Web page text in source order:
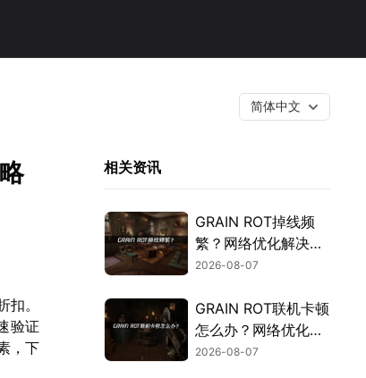
简体中文
。
验证
，下
相关资讯
GRAIN ROT掉线频
繁？网络优化解决指
南！
2026-08-07
GRAIN ROT联机卡顿
怎么办？网络优化解
决方案！
2026-08-07